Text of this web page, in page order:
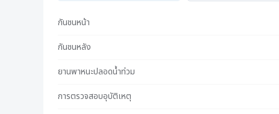
กันชนหน้า
กันชนหลัง
ยานพาหนะปลอดน้ําท่วม
การตรวจสอบอุบัติเหตุ